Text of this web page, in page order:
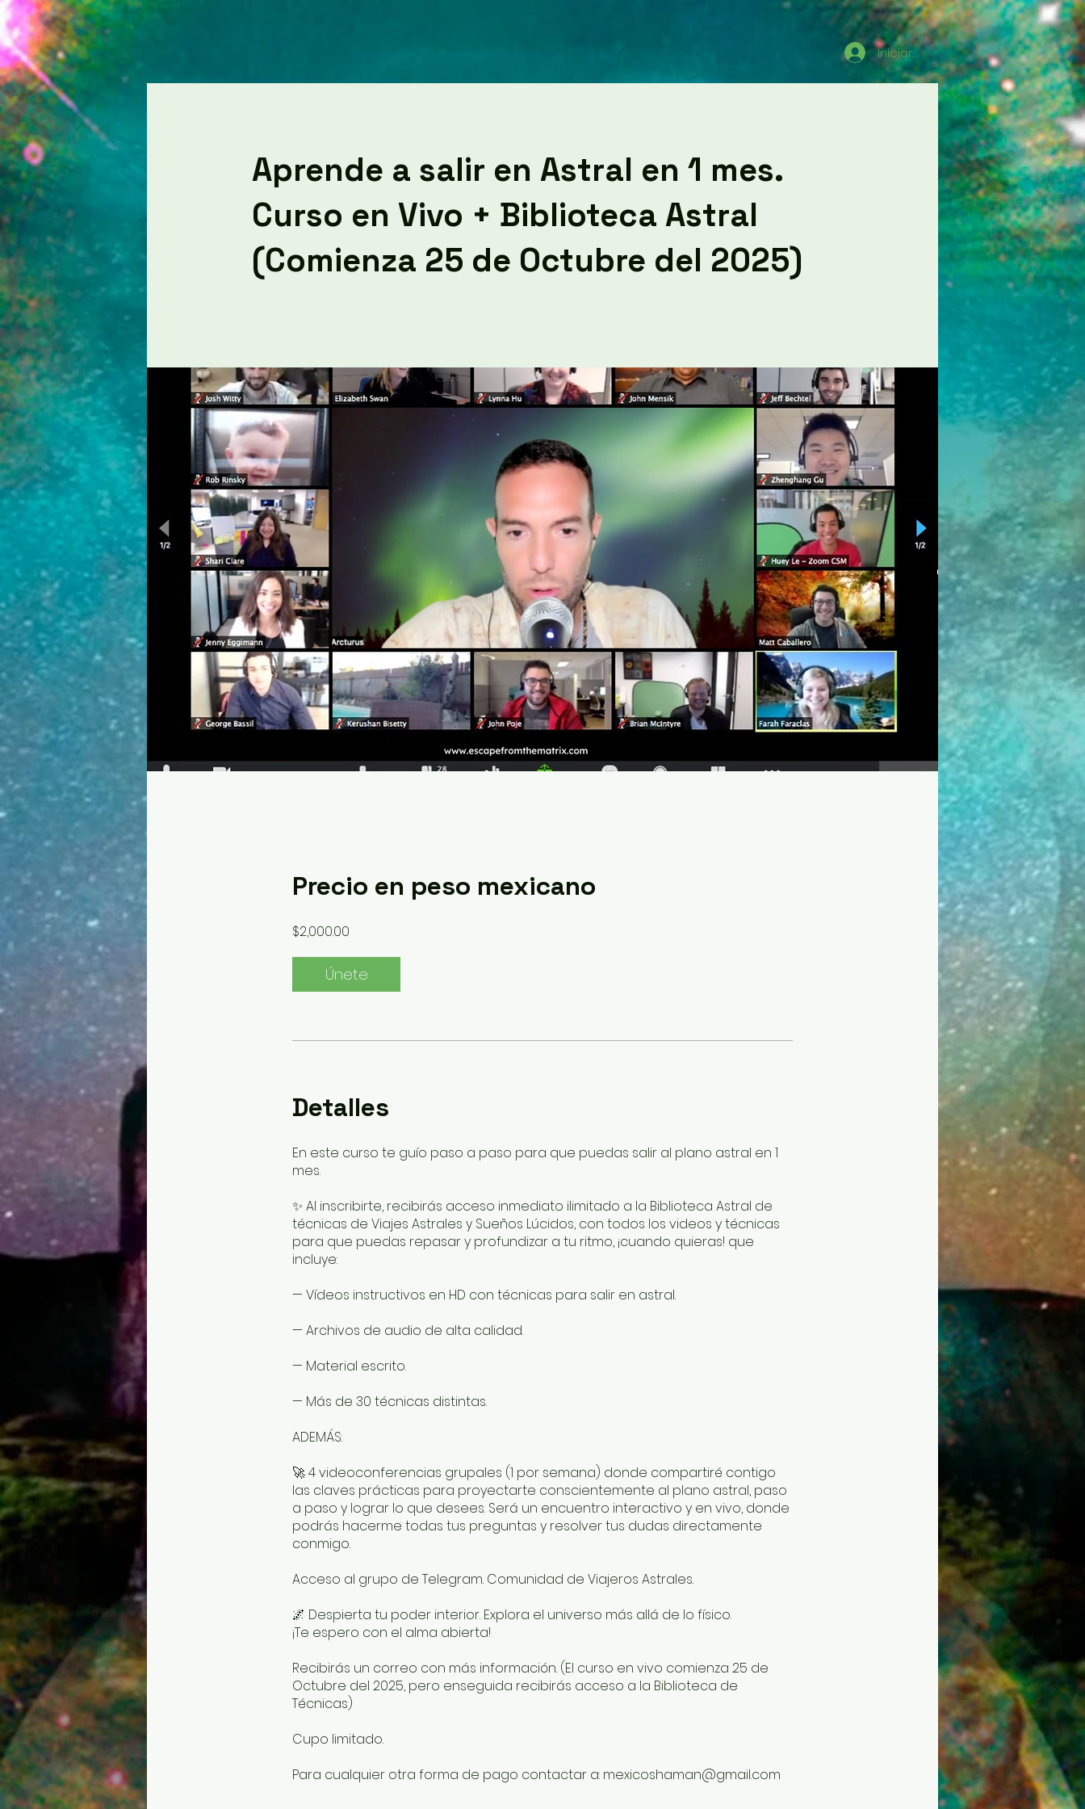
Iniciar sesión
Aprende a salir en Astral en 1 mes.
Curso en Vivo + Biblioteca Astral
(Comienza 25 de Octubre del 2025)
Precio en peso mexicano
$2,000.00
Únete
Detalles
En este curso te guío paso a paso para que puedas salir al plano astral en 1
mes.
✨ Al inscribirte, recibirás acceso inmediato ilimitado a la Biblioteca Astral de
técnicas de Viajes Astrales y Sueños Lúcidos, con todos los videos y técnicas
para que puedas repasar y profundizar a tu ritmo, ¡cuando quieras! que
incluye:
— Vídeos instructivos en HD con técnicas para salir en astral.
— Archivos de audio de alta calidad.
— Material escrito.
— Más de 30 técnicas distintas.
ADEMÁS:
🚀 4 videoconferencias grupales (1 por semana) donde compartiré contigo
las claves prácticas para proyectarte conscientemente al plano astral, paso
a paso y lograr lo que desees. Será un encuentro interactivo y en vivo, donde
podrás hacerme todas tus preguntas y resolver tus dudas directamente
conmigo.
Acceso al grupo de Telegram. Comunidad de Viajeros Astrales.
🌌 Despierta tu poder interior. Explora el universo más allá de lo físico.
¡Te espero con el alma abierta!
Recibirás un correo con más información. (El curso en vivo comienza 25 de
Octubre del 2025, pero enseguida recibirás acceso a la Biblioteca de
Técnicas)
Cupo limitado.